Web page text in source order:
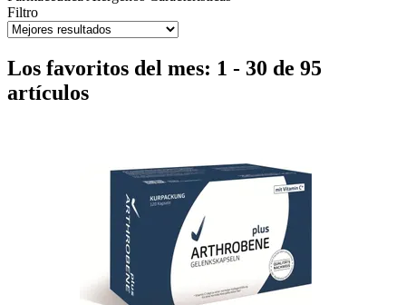
Filtro
Los favoritos del mes: 1 - 30 de 95
artículos